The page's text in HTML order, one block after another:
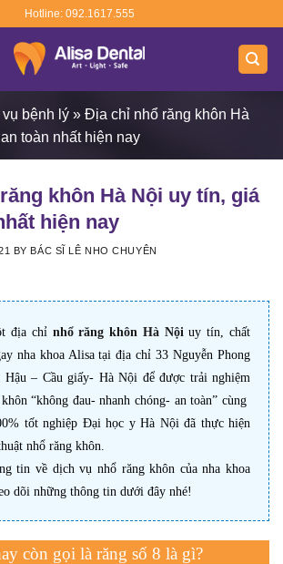
Hotline: 092.1617.555
vụ bệnh lý » Địa chỉ nhổ răng khôn Hà
toàn nhất hiện nay
khôn Hà Nội uy tín, giá
hiện nay
BY BÁC SĨ LÊ NHO CHUYÊN
địa chỉ nhổ răng khôn Hà Nộiuy tín, chất
nha khoa Alisa tại địa chỉ 33 Nguyễn Phong
Hậu – Cầu giấy- Hà Nội để được trải nghiệm
“không đau- nhanh chóng- an toàn” cùng
tốt nghiệp Đại học y Hà Nội đã thực hiện
nhổ răng khôn.
tin về dịch vụ nhổ răng khôn của nha khoa
dõi những thông tin dưới đây nhé!
còn gọi là răng số 8 là gì?